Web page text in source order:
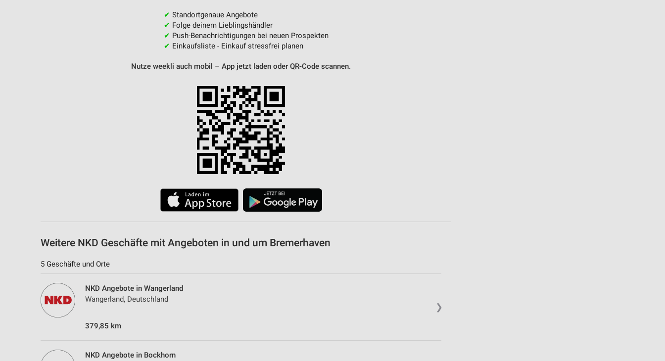
✔ Standortgenaue Angebote
✔ Folge deinem Lieblingshändler
✔ Push-Benachrichtigungen bei neuen Prospekten
✔ Einkaufsliste - Einkauf stressfrei planen
Nutze weekli auch mobil – App jetzt laden oder QR-Code scannen.
Weitere NKD Geschäfte mit Angeboten in und um Bremerhaven
5 Geschäfte und Orte
❯
NKD Angebote in Wangerland
Wangerland, Deutschland
379,85 km
NKD Angebote in Bockhorn
Geräte anhand von aktiv angeforderten Informationen identifizieren